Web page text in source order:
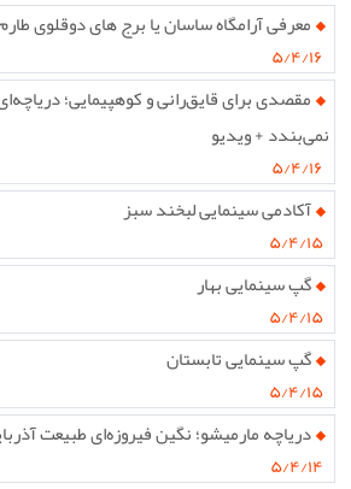
معرفی آرامگاه ساسان یا برج های دوقلوی
۵/۴/۱۶
مقصدی برای قایق‌رانی و کوهپیمایی؛
نمی‌بندد + ویدیو
۵/۴/۱۶
آکادمی سینمایی لبخند سبز
۵/۴/۱۵
گپ سینمایی بهار
۵/۴/۱۵
گپ سینمایی تابستان
۵/۴/۱۵
دریاچه مارمیشو؛ نگین فیروزه‌ای طبیعت
۵/۴/۱۴